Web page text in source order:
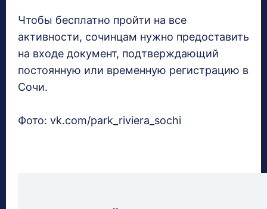
Чтобы бесплатно пройти на все
активности, сочинцам нужно предоставить
на входе документ, подтверждающий
постоянную или временную регистрацию в
Сочи.
Фото: vk.com/park_riviera_sochi